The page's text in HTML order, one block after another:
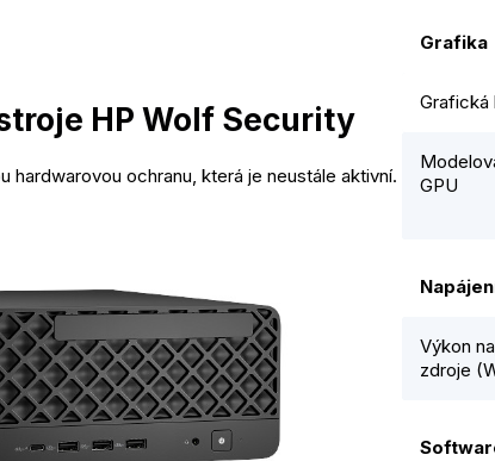
HP Wolf Security
hardwarovou ochranu, která je neustále aktivní.
Grafika
Grafická
GPU
Výkon
zdroje